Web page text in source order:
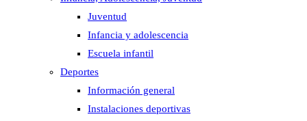
Juventud
Infancia y adolescencia
Escuela infantil
Deportes
Información general
Instalaciones deportivas